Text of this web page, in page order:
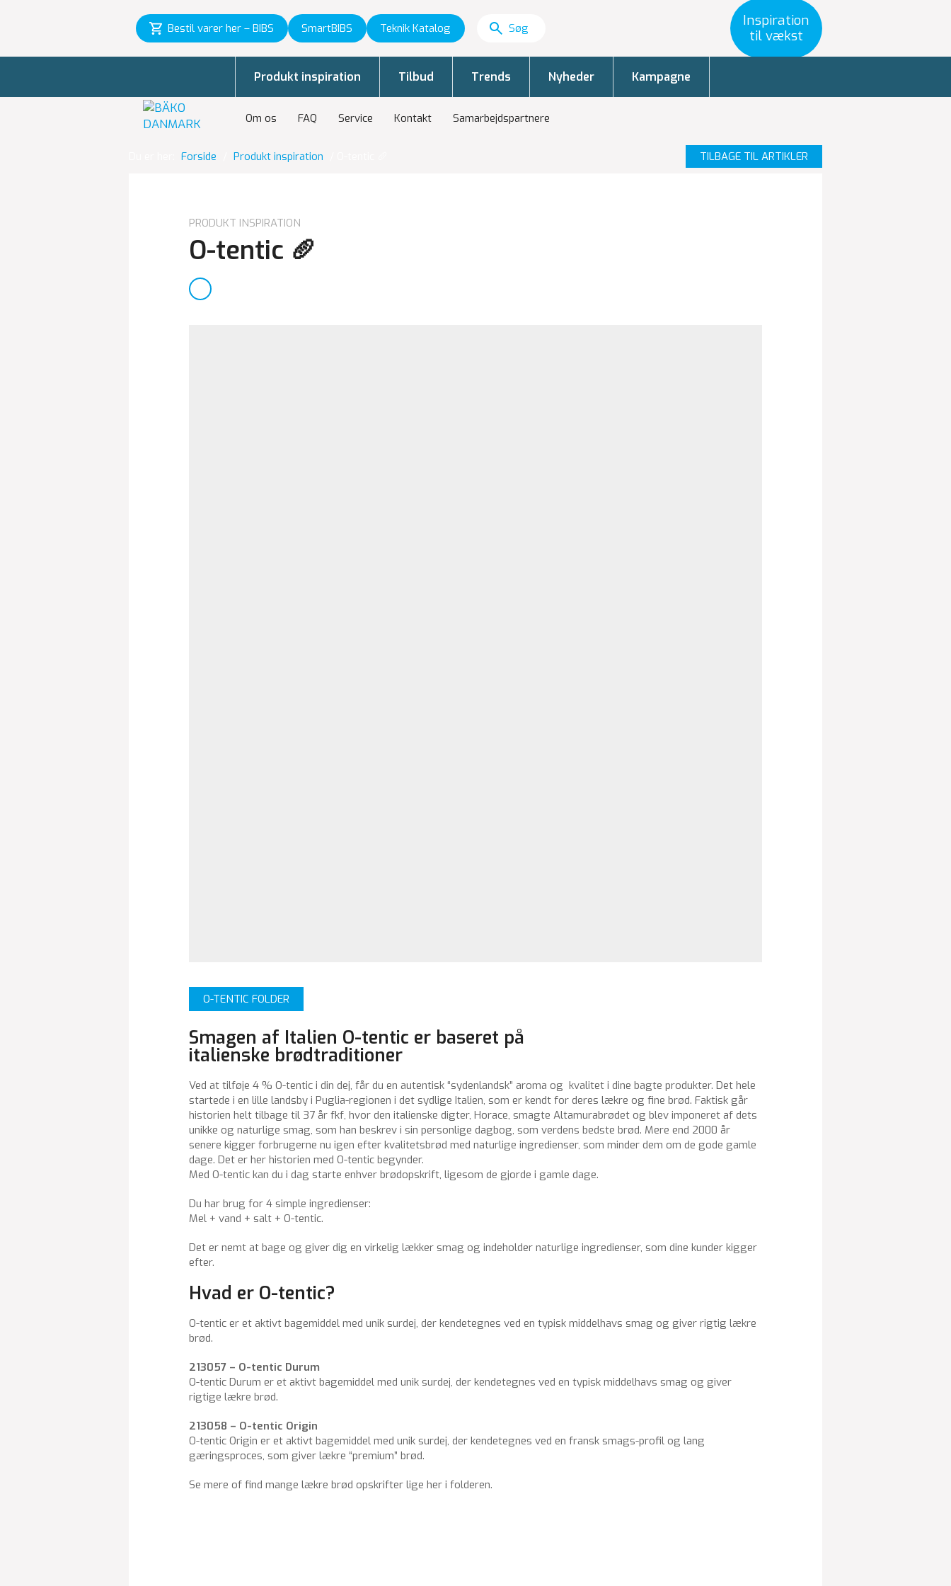
Bestil varer her – BIBS SmartBIBS Teknik Katalog
Inspiration
til vækst
Om os FAQ Service Kontakt Samarbejdspartnere
Produkt inspiration Tilbud Trends Nyheder Kampagne
Forside Produkt inspiration TILBAGE TIL ARTIKLER
PRODUKT INSPIRATION
O-tentic 🥖
O-TENTIC FOLDER
Smagen af Italien O-tentic er baseret på
italienske brødtraditioner
Ved at tilføje 4 % O-tentic i din dej, får du en autentisk “sydenlandsk” aroma og kvalitet i dine bagte produkter. Det hele
startede i en lille landsby i Puglia-regionen i det sydlige Italien, som er kendt for deres lækre og fine brød. Faktisk går
historien helt tilbage til 37 år fkf, hvor den italienske digter, Horace, smagte Altamurabrødet og blev imponeret af dets
unikke og naturlige smag, som han beskrev i sin personlige dagbog, som verdens bedste brød. Mere end 2000 år
senere kigger forbrugerne nu igen efter kvalitetsbrød med naturlige ingredienser, som minder dem om de gode gamle
dage. Det er her historien med O-tentic begynder.
Med O-tentic kan du i dag starte enhver brødopskrift, ligesom de gjorde i gamle dage.
Du har brug for 4 simple ingredienser:
Mel + vand + salt + O-tentic.
Det er nemt at bage og giver dig en virkelig lækker smag og indeholder naturlige ingredienser, som dine kunder kigger
efter.
Hvad er O-tentic?
O-tentic er et aktivt bagemiddel med unik surdej, der kendetegnes ved en typisk middelhavs smag og giver rigtig lækre
brød.
213057 – O-tentic Durum
O-tentic Durum er et aktivt bagemiddel med unik surdej, der kendetegnes ved en typisk middelhavs smag og giver
rigtige lækre brød.
213058 – O-tentic Origin
O-tentic Origin er et aktivt bagemiddel med unik surdej, der kendetegnes ved en fransk smags-profil og lang
gæringsproces, som giver lækre “premium” brød.
Se mere of find mange lækre brød opskrifter lige her i folderen.